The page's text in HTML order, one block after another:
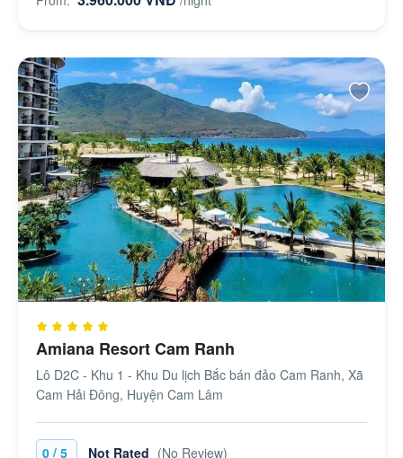
Amiana Resort Cam Ranh
Lô D2C - Khu 1 - Khu Du lịch Bắc bán đảo Cam Ranh, Xã
Cam Hải Đông, Huyện Cam Lâm
0 / 5 Not Rated (No Review)